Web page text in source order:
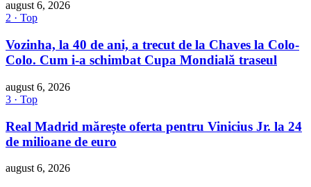
august 6, 2026
2 · Top
Vozinha, la 40 de ani, a trecut de la Chaves la Colo-
Colo. Cum i-a schimbat Cupa Mondială traseul
august 6, 2026
3 · Top
Real Madrid mărește oferta pentru Vinicius Jr. la 24
de milioane de euro
august 6, 2026